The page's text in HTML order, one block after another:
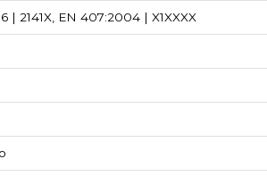
| 2141X, EN 407:2004 | X1XXXX